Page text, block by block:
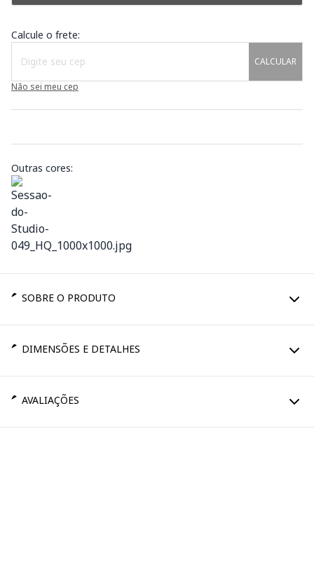
Calcule o frete:
CALCULAR
Não sei meu cep
Outras cores:
SOBRE O PRODUTO
DIMENSÕES E DETALHES
AVALIAÇÕES